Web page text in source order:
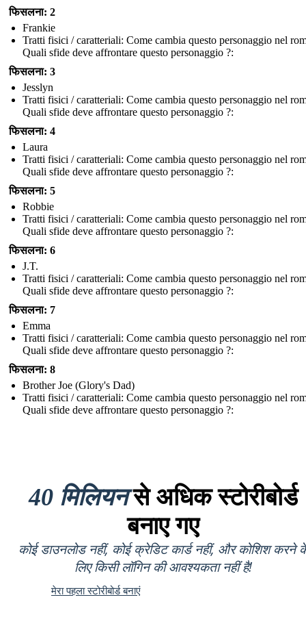
फिसलना: 2
Frankie
Tratti fisici / caratteriali: Come cambia questo personaggio nel
Quali sfide deve affrontare questo personaggio ?:
फिसलना: 3
Jesslyn
Tratti fisici / caratteriali: Come cambia questo personaggio nel
Quali sfide deve affrontare questo personaggio ?:
फिसलना: 4
Laura
Tratti fisici / caratteriali: Come cambia questo personaggio nel
Quali sfide deve affrontare questo personaggio ?:
फिसलना: 5
Robbie
Tratti fisici / caratteriali: Come cambia questo personaggio nel
Quali sfide deve affrontare questo personaggio ?:
फिसलना: 6
J.T.
Tratti fisici / caratteriali: Come cambia questo personaggio nel
Quali sfide deve affrontare questo personaggio ?:
फिसलना: 7
Emma
Tratti fisici / caratteriali: Come cambia questo personaggio nel
Quali sfide deve affrontare questo personaggio ?:
फिसलना: 8
Brother Joe (Glory's Dad)
Tratti fisici / caratteriali: Come cambia questo personaggio nel
Quali sfide deve affrontare questo personaggio ?:
40 मिलियनसे अधिक स्टोरीबोर्ड
बनाए गए
कोई डाउनलोड नहीं, कोई क्रेडिट कार्ड नहीं, और कोशिश करने
लिए किसी लॉगिन की आवश्यकता नहीं है!
मेरा पहला स्टोरीबोर्ड बनाएं